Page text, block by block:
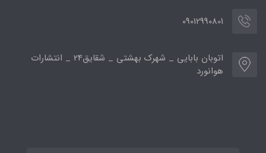
09012990801
اتوبان بابایی _ شهرک بهشتی _ شقایق24 _ انتشارات
هوانورد